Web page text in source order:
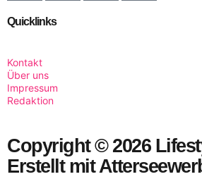
Quicklinks
Kontakt
Über uns
Impressum
Redaktion
Copyright © 2026
Erstellt mit